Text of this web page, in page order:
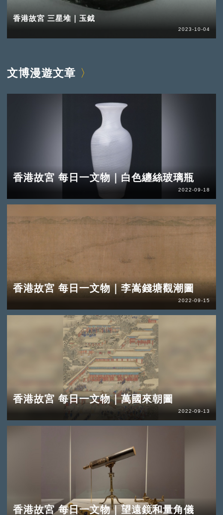
香港故宮 三星堆｜玉鉞
2023-10-04
文博漫遊文章
香港故宮 每日一文物｜白色纏絲玻璃瓶
2022-09-18
香港故宮 每日一文物｜李嵩錢塘觀潮圖
2022-09-15
香港故宮 每日一文物｜萬國來朝圖
2022-09-13
香港故宮 每日一文物｜望遠鏡和量角儀